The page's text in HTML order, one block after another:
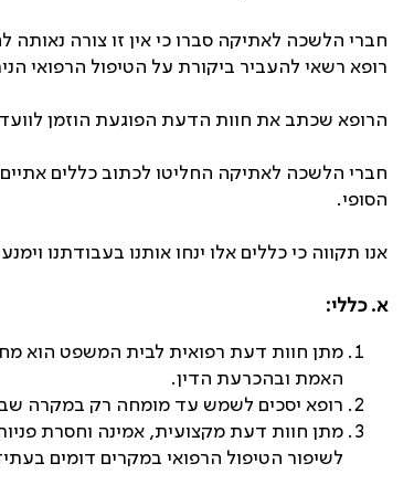
חברי הלשכה לאתיקה סברו כי אין זו צורה
רופא רשאי להעביר ביקורת על הטיפול הרפואי
הרופא שכתב את חוות הדעת הפוגעת הוזמן
חברי הלשכה לאתיקה החליטו לכתוב כללים
הסופי.
אנו תקווה כי כללים אלו ינחו אותנו בעבודתנו
א. כללי:
מתן חוות דעת רפואית לבית המשפט הוא
האמת ובהכרעת הדין.
רופא יסכים לשמש עד מומחה רק במקרה
מתן חוות דעת מקצועית, אמינה וחסרת
לשיפור הטיפול הרפואי במקרים דומים